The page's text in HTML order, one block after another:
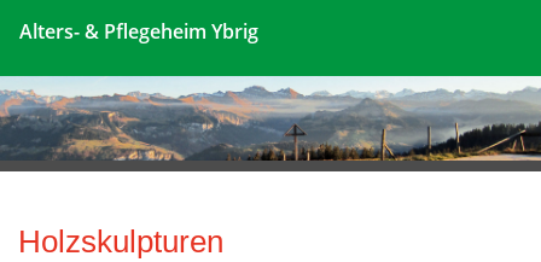
Alters- & Pflegeheim Ybrig
Holzskulpturen